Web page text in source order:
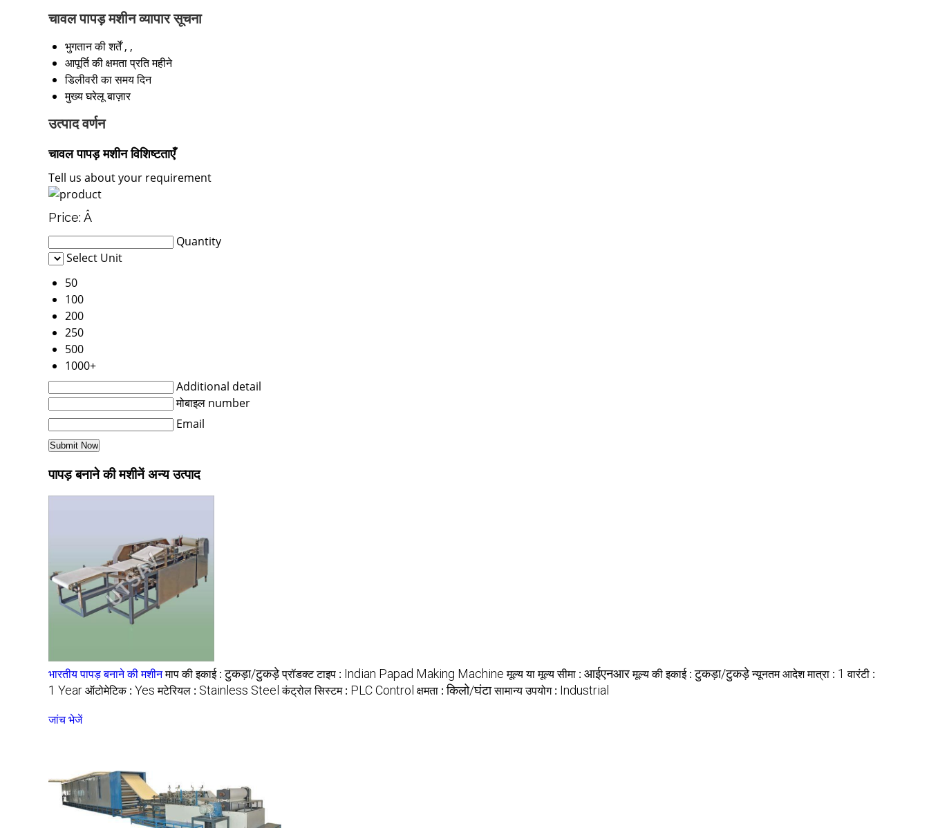
चावल पापड़ मशीन व्यापार सूचना
भुगतान की शर्तें, ,
आपूर्ति की क्षमताप्रति महीने
डिलीवरी का समयदिन
मुख्य घरेलू बाज़ार
उत्पाद वर्णन
चावल पापड़ मशीन विशिष्टताएँ
Tell us about your requirement
Price: Â
Quantity
Select Unit
50
100
200
250
500
1000+
Additional detail
मोबाइल number
Email
पापड़ बनाने की मशीनें अन्य उत्पाद
भारतीय पापड़ बनाने की मशीनमाप की इकाई :टुकड़ा/टुकड़ेप्रॉडक्ट टाइप : Indian Papad Making Machine मूल्य या मूल्य सीमा : आईएनआरमूल्य की इकाई :टुकड़ा/टुकड़ेन्यूनतम आदेश मात्रा : 1 वारंटी :
1 Yearऑटोमेटिक : Yes मटेरियल : Stainless Steel कंट्रोल सिस्टम : PLC Control क्षमता :किलो/घंटासामान्य उपयोग : Industrial
जांच भेजें